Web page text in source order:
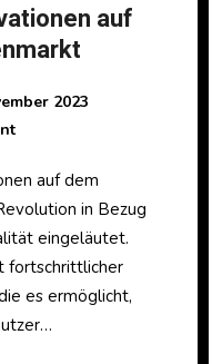
auf
2023
in Bezug
eingeläutet.
fortschrittlicher
es ermöglicht,